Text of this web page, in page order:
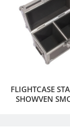
FLIGHTCASE
SHOWVEN